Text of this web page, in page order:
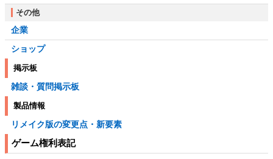
その他
企業
ショップ
掲示板
雑談・質問掲示板
製品情報
リメイク版の変更点・新要素
ゲーム権利表記